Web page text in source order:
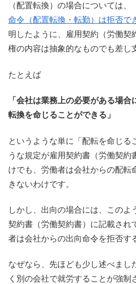
（配置転換）の場合については、
命令（配置転換・転勤）は拒否で
明したように、雇用契約（労働契
権の内容は抽象的なものでも差し
たとえば
「会社は業務上の必要がある場
転換を命じることができる」
というような単に「配転を命じる
うな規定が雇用契約書（労働契約
けでも、労働者は会社からの配転
きないわけです。
しかし、出向の場合には、このよ
契約書（労働契約書）に記載され
者は会社からの出向命令を拒否す
なぜなら、先ほども少し述べまし
く別の会社で就労することが強制